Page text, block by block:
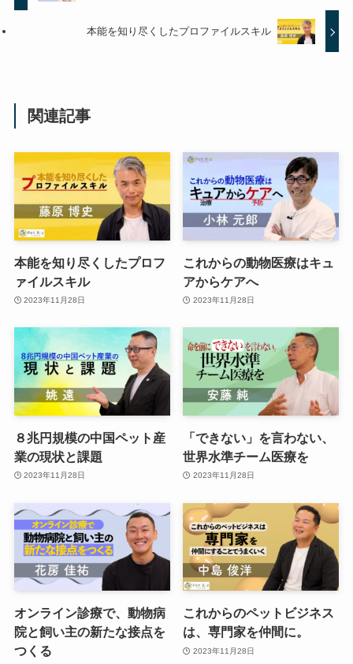
本能を知り尽くしたプロファイルスキル
関連記事
本能を知り尽くしたプロフ
ァイルスキル
2023年11月28日
これからの動物医療はキュ
アからケアへ
2023年11月28日
８兆円規模の中国ペット産
業の現状と課題
2023年11月28日
「できない」を言わない、
世界水準チーム医療を
2023年11月28日
オンライン診療で、動物病
院と飼い主の新たな接点を
つくる
これからのペットビジネス
は、専門家を仲間に。
2023年11月28日